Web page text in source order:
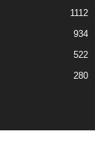
1112
934
522
280